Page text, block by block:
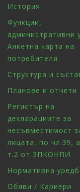
История
Функции,
административни
Анкетна карта на
потребителя
Структура и
Планове и отчети
Регистър на
декларациите за
несъвместимост
лицата, по чл.39,
т.2 от ЗПКОНПИ
Нормативна
Обяви / Кариери